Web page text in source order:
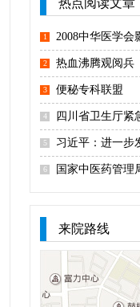
1 2008中华医学会
2 热血沸腾观阅兵
3 便秘专科联盟
4 四川省卫生厅紧
5 习近平：进一步
6 国家中医药管理
来院路线